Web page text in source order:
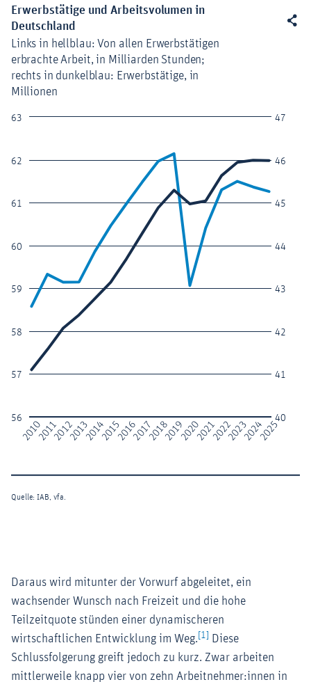
Daraus wird mitunter der Vorwurf abgeleitet, ein
wachsender Wunsch nach Freizeit und die hohe
Teilzeitquote stünden einer dynamischeren
wirtschaftlichen Entwicklung im Weg. [1] Diese
Schlussfolgerung greift jedoch zu kurz. Zwar arbeiten
mittlerweile knapp vier von zehn Arbeitnehmer:innen in